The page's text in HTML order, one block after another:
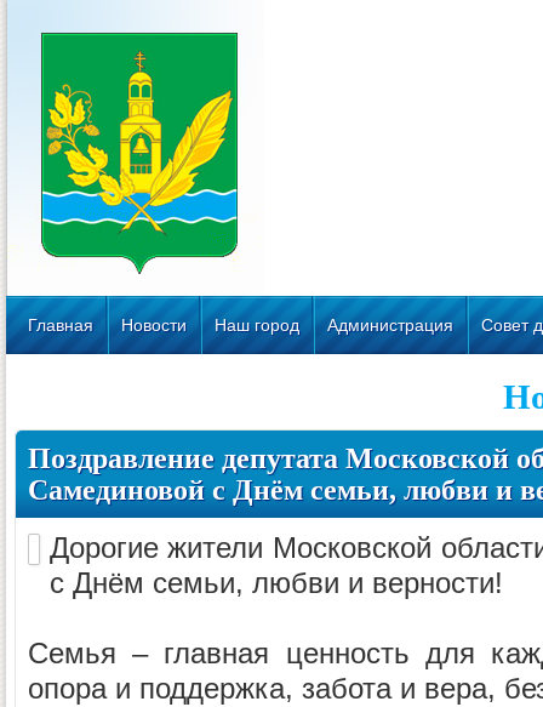
Главная Новости Наш город Администрация Совет
Поздравление депутата Московской
Самединовой с Днём семьи, любви и
Дорогие жители Московской
с Днём семьи, любви и верности!
Семья – главная ценность для
опора и поддержка, забота и вера,